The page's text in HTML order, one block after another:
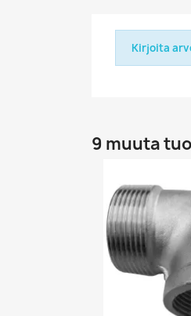
Kirjoita
9 muuta